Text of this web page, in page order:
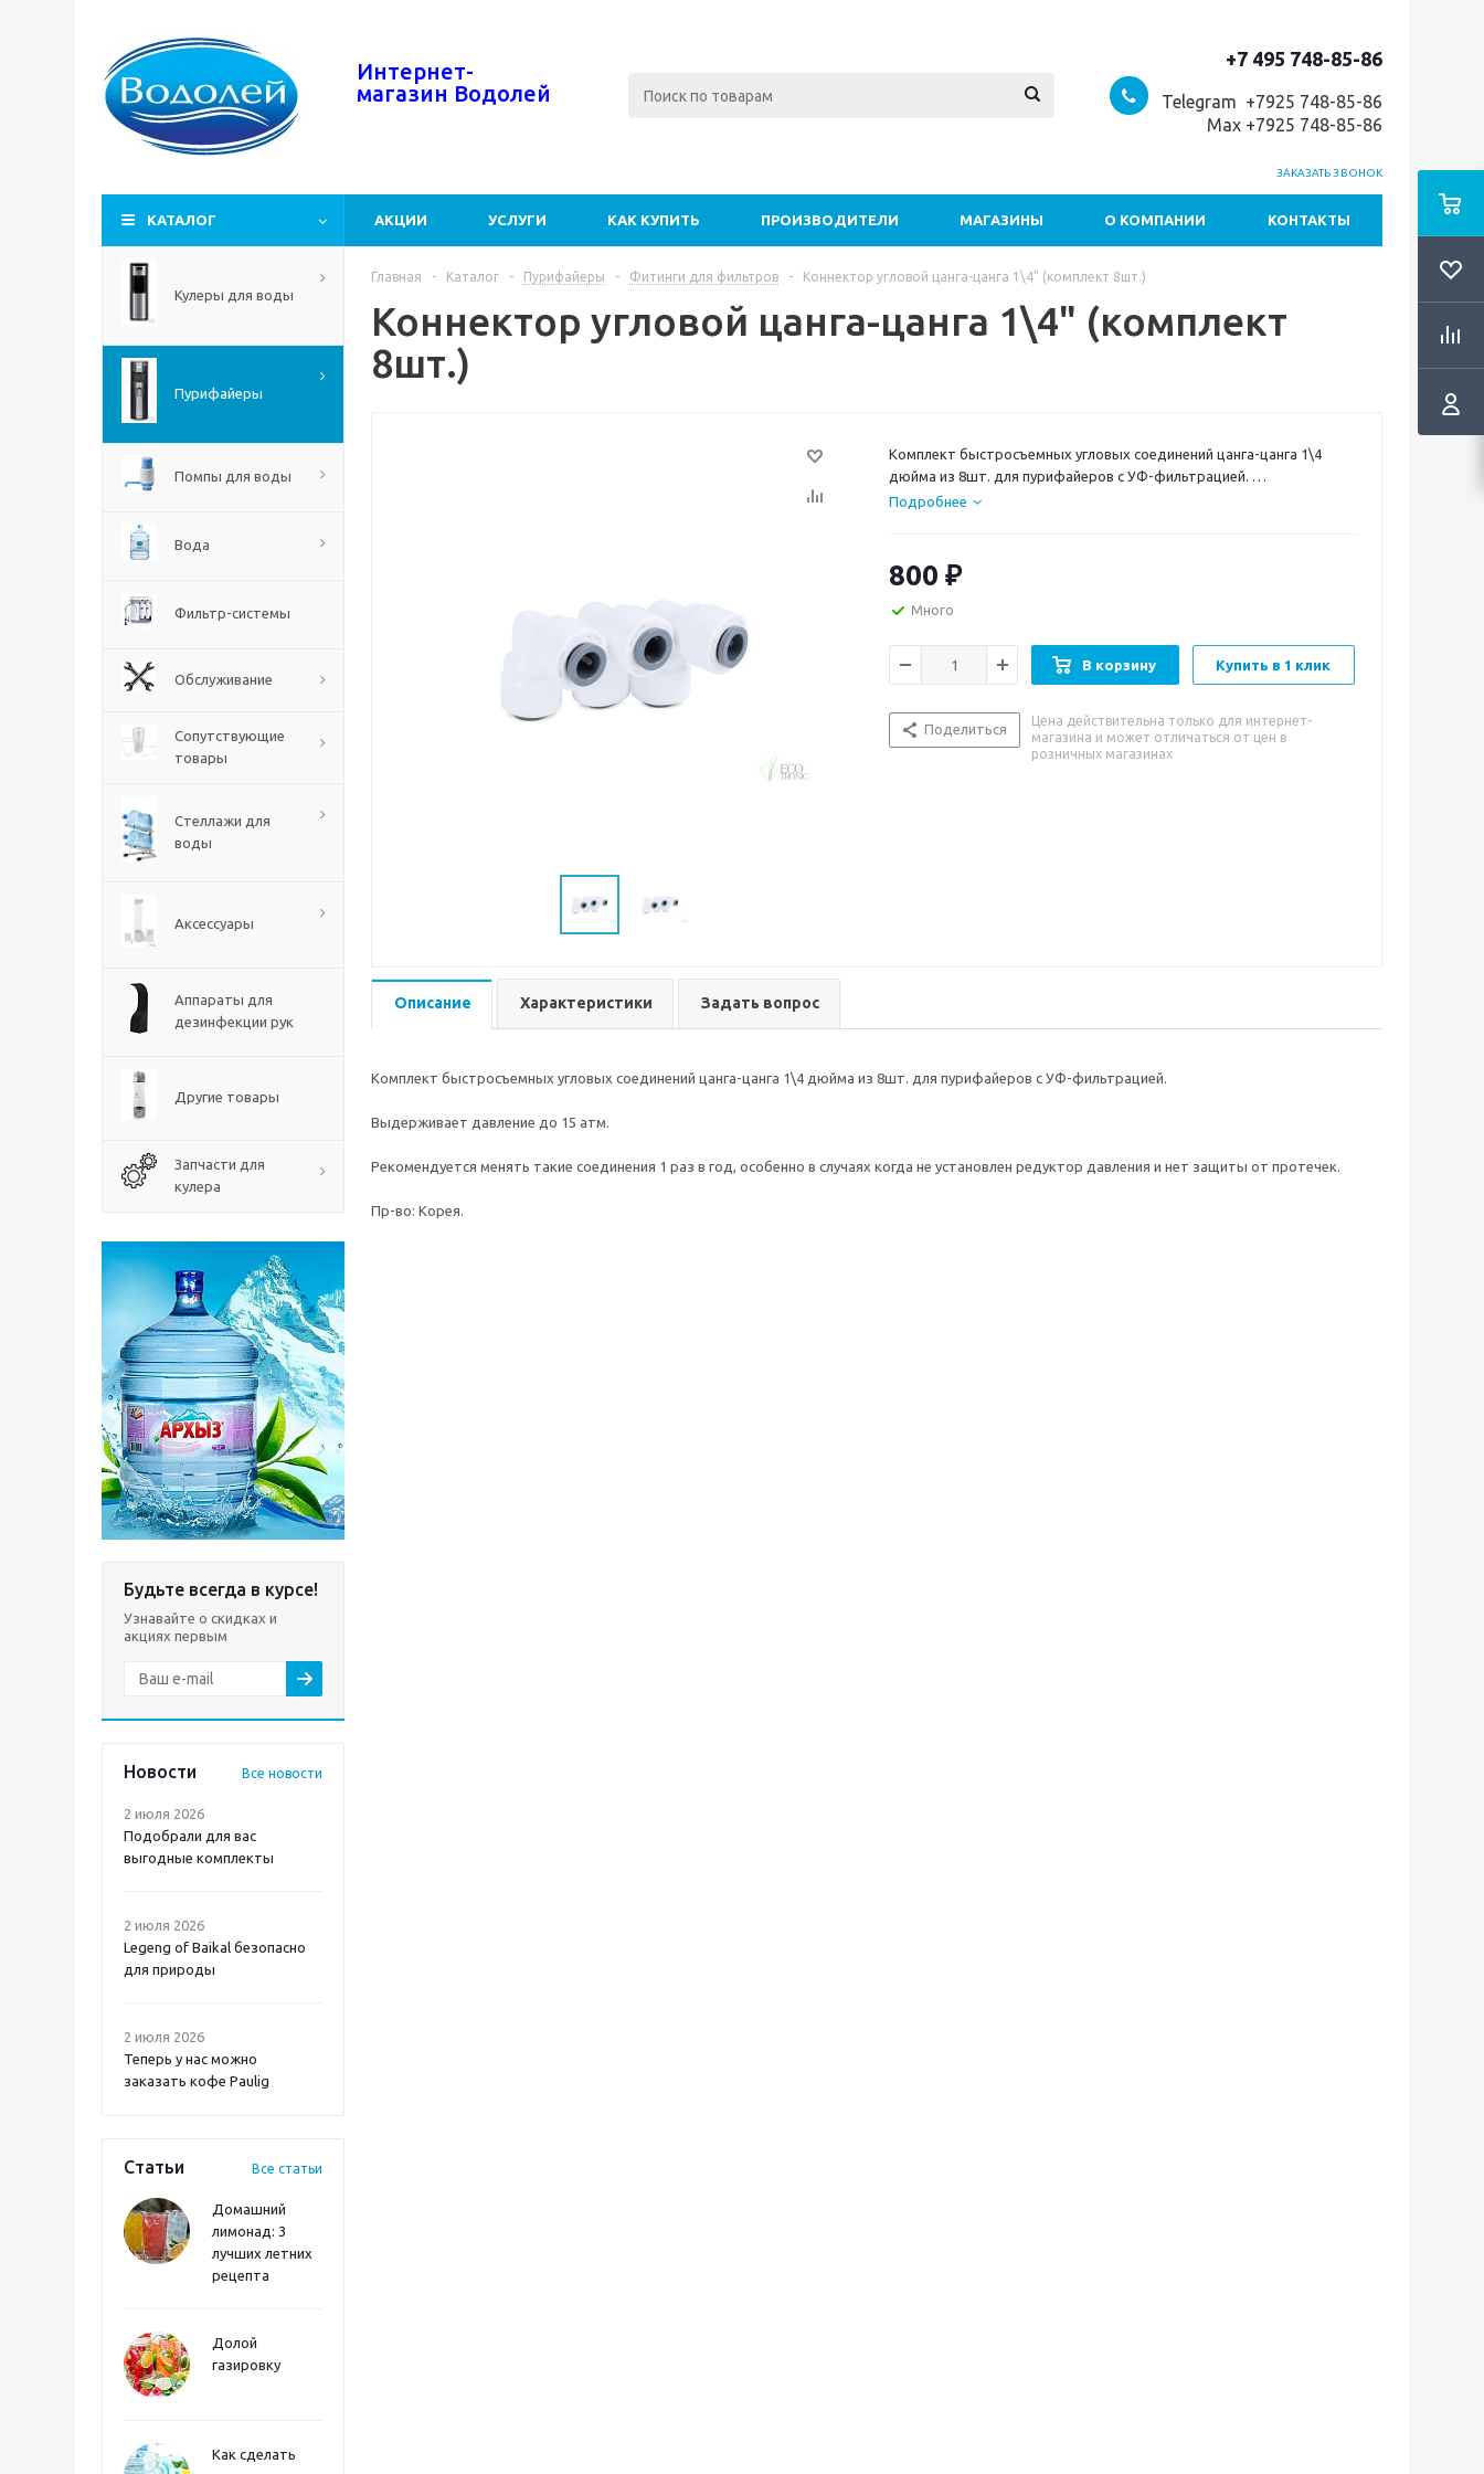
Интернет-
магазин Водолей
+7 495 748-85-86
Telegram +7925 748-85-86
Max +7925 748-85-86
ЗАКАЗАТЬ ЗВОНОК
КАТАЛОГ АКЦИИ УСЛУГИ КАК КУПИТЬ ПРОИЗВОДИТЕЛИ МАГАЗИНЫ О КОМПАНИИ КОНТАКТЫ
Кулеры для воды
Пурифайеры
Помпы для воды
Вода
Фильтр-системы
Обслуживание
Сопутствующие
товары
Стеллажи для
воды
Аксессуары
Аппараты для
дезинфекции рук
Другие товары
Запчасти для
кулера
Будьте всегда в курсе!
Узнавайте о скидках и
акциях первым
Новости Все новости
2 июля 2026
Подобрали для вас
выгодные комплекты
2 июля 2026
Legeng of Baikal безопасно
для природы
2 июля 2026
Теперь у нас можно
заказать кофе Paulig
Статьи Все статьи
Домашний
лимонад: 3
лучших летних
рецепта
Долой
газировку
Как сделать
Главная - Каталог - Пурифайеры - Фитинги для фильтров - Коннектор угловой цанга-цанга 1\4" (комплект 8шт.)
Коннектор угловой цанга-цанга 1\4" (комплект
8шт.)
Комплект быстросъемных угловых соединений цанга-цанга 1\4
дюйма из 8шт. для пурифайеров с УФ-фильтрацией.
Рекомендуется менять такие соединения 1 раз в год, особенно в
случаях когда не установлен редуктор давления и нет защиты от
протечек.
Подробнее
800 ₽
Много
В корзину Купить в 1 клик
Поделиться
Цена действительна только для интернет-
магазина и может отличаться от цен в
розничных магазинах
Описание Характеристики Задать вопрос
Комплект быстросъемных угловых соединений цанга-цанга 1\4 дюйма из 8шт. для пурифайеров с УФ-фильтрацией.
Выдерживает давление до 15 атм.
Рекомендуется менять такие соединения 1 раз в год, особенно в случаях когда не установлен редуктор давления и нет защиты от протечек.
Пр-во: Корея.